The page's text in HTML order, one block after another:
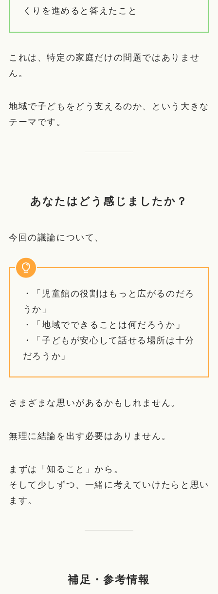
くりを進めると答えたこと
これは、特定の家庭だけの問題ではありませ
ん。
地域で子どもをどう支えるのか、という大きな
テーマです。
あなたはどう感じましたか？
今回の議論について、
・「児童館の役割はもっと広がるのだろ
うか」
・「地域でできることは何だろうか」
・「子どもが安心して話せる場所は十分
だろうか」
さまざまな思いがあるかもしれません。
無理に結論を出す必要はありません。
まずは「知ること」から。
そして少しずつ、一緒に考えていけたらと思い
ます。
補足・参考情報